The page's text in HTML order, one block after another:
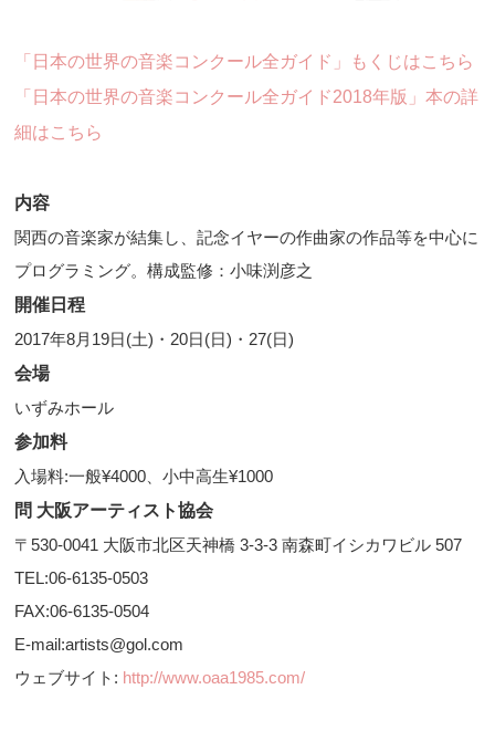
「日本の世界の音楽コンクール全ガイド」もくじはこちら
「日本の世界の音楽コンクール全ガイド2018年版」本の詳
細はこちら
内容
関西の音楽家が結集し、記念イヤーの作曲家の作品等を中心に
プログラミング。構成監修：小味渕彦之
開催日程
2017年8月19日(土)・20日(日)・27(日)
会場
いずみホール
参加料
入場料:一般¥4000、小中高生¥1000
問 大阪アーティスト協会
〒530-0041 大阪市北区天神橋 3-3-3 南森町イシカワビル 507
TEL:06-6135-0503
FAX:06-6135-0504
E-mail:artists@gol.com
ウェブサイト: http://www.oaa1985.com/